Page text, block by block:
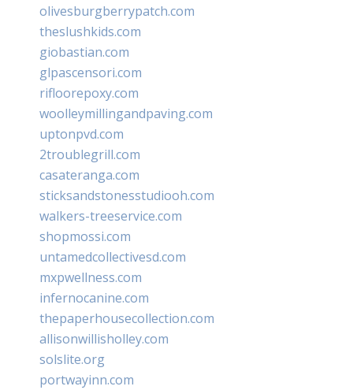
olivesburgberrypatch.com
theslushkids.com
giobastian.com
glpascensori.com
rifloorepoxy.com
woolleymillingandpaving.com
uptonpvd.com
2troublegrill.com
casateranga.com
sticksandstonesstudiooh.com
walkers-treeservice.com
shopmossi.com
untamedcollectivesd.com
mxpwellness.com
infernocanine.com
thepaperhousecollection.com
allisonwillisholley.com
solslite.org
portwayinn.com